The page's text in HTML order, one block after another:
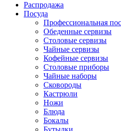
Распродажа
Посуда
Профессиональная
Обеденные сервизы
Столовые сервизы
Чайные сервизы
Кофейные сервизы
Столовые приборы
Чайные наборы
Сковороды
Кастрюли
Ножи
Блюда
Бокалы
Бутылки